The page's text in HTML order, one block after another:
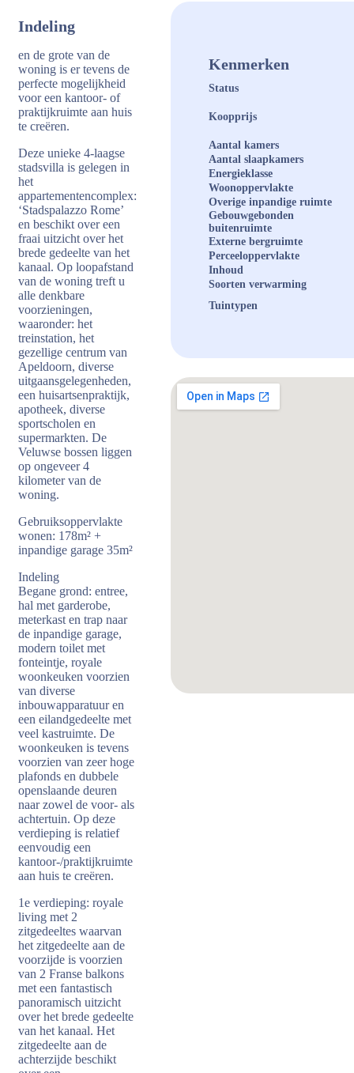
Indeling
en de grote van de
woning is er tevens de
perfecte mogelijkheid
voor een kantoor- of
praktijkruimte aan huis
te creëren.
Deze unieke 4-laagse
stadsvilla is gelegen in
het
appartementencomplex:
‘Stadspalazzo Rome’
en beschikt over een
fraai uitzicht over het
brede gedeelte van het
kanaal. Op loopafstand
van de woning treft u
alle denkbare
voorzieningen,
waaronder: het
treinstation, het
gezellige centrum van
Apeldoorn, diverse
uitgaansgelegenheden,
een huisartsenpraktijk,
apotheek, diverse
sportscholen en
supermarkten. De
Veluwse bossen liggen
op ongeveer 4
kilometer van de
woning.
Gebruiksoppervlakte
wonen: 178m² +
inpandige garage 35m²
Indeling
Begane grond: entree,
hal met garderobe,
meterkast en trap naar
de inpandige garage,
modern toilet met
fonteintje, royale
woonkeuken voorzien
van diverse
inbouwapparatuur en
een eilandgedeelte met
veel kastruimte. De
woonkeuken is tevens
voorzien van zeer hoge
plafonds en dubbele
openslaande deuren
naar zowel de voor- als
achtertuin. Op deze
verdieping is relatief
eenvoudig een
kantoor-/praktijkruimte
aan huis te creëren.
1e verdieping: royale
living met 2
zitgedeeltes waarvan
het zitgedeelte aan de
voorzijde is voorzien
van 2 Franse balkons
met een fantastisch
panoramisch uitzicht
over het brede gedeelte
van het kanaal. Het
zitgedeelte aan de
achterzijde beschikt
Kenmerken
Status
Koopprijs
Aantal kamers
Aantal slaapkamers
Energieklasse
Woonoppervlakte
Overige inpandige ruimte
Gebouwgebonden
buitenruimte
Externe bergruimte
Perceeloppervlakte
Inhoud
Soorten verwarming
Tuintypen